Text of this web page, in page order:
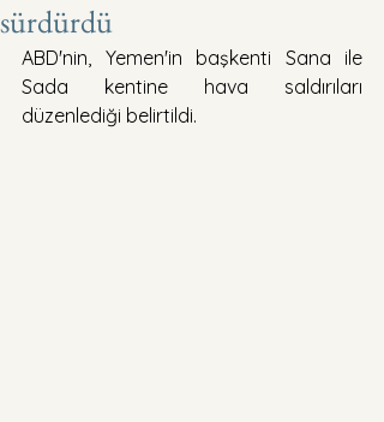
sürdürdü
ABD'nin, Yemen'in başkenti Sana ile
Sada kentine hava saldırıları
düzenlediği belirtildi.